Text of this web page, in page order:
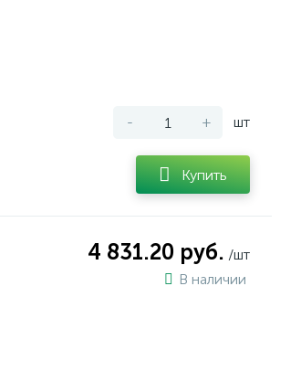
- + шт
Купить
4 831.20 руб. /шт
В наличии